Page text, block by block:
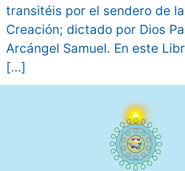
transitéis por el sendero de
Creación; dictado por Dios
Arcángel Samuel. En este
[…]